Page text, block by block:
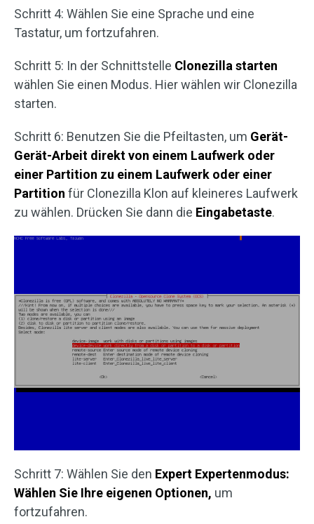
Schritt 4: Wählen Sie eine Sprache und eine
Tastatur, um fortzufahren.
Schritt 5: In der Schnittstelle Clonezilla starten
wählen Sie einen Modus. Hier wählen wir Clonezilla
starten.
Schritt 6: Benutzen Sie die Pfeiltasten, um Gerät-
Gerät-Arbeit direkt von einem Laufwerk oder
einer Partition zu einem Laufwerk oder einer
Partition für Clonezilla Klon auf kleineres Laufwerk
zu wählen. Drücken Sie dann die Eingabetaste.
Schritt 7: Wählen Sie den Expert Expertenmodus:
Wählen Sie Ihre eigenen Optionen, um
fortzufahren.